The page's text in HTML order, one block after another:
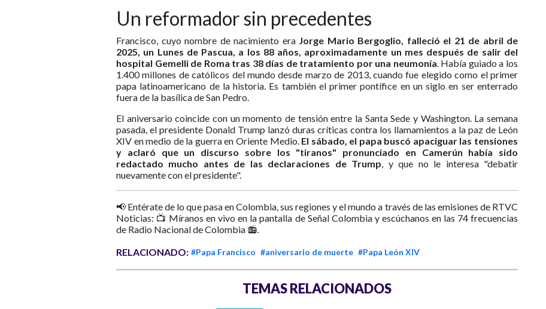
Un reformador sin precedentes
Francisco, cuyo nombre de nacimiento era Jorge Mario Bergoglio, falleció el 21 de abril de
2025, un Lunes de Pascua, a los 88 años, aproximadamente un mes después de salir del
hospital Gemelli de Roma tras 38 días de tratamiento por una neumonía. Había guiado a los
1.400 millones de católicos del mundo desde marzo de 2013, cuando fue elegido como el primer
papa latinoamericano de la historia. Es también el primer pontífice en un siglo en ser enterrado
fuera de la basílica de San Pedro.
El aniversario coincide con un momento de tensión entre la Santa Sede y Washington. La semana
pasada, el presidente Donald Trump lanzó duras críticas contra los llamamientos a la paz de León
XIV en medio de la guerra en Oriente Medio. El sábado, el papa buscó apaciguar las tensiones
y aclaró que un discurso sobre los "tiranos" pronunciado en Camerún había sido
redactado mucho antes de las declaraciones de Trump, y que no le interesa "debatir
nuevamente con el presidente".
📢 Entérate de lo que pasa en Colombia, sus regiones y el mundo a través de las emisiones de RTVC
Noticias: 📺 Míranos en vivo en la pantalla de Señal Colombia y escúchanos en las 74 frecuencias
de Radio Nacional de Colombia 📻.
RELACIONADO: #Papa Francisco #aniversario de muerte #Papa León XIV
TEMAS RELACIONADOS